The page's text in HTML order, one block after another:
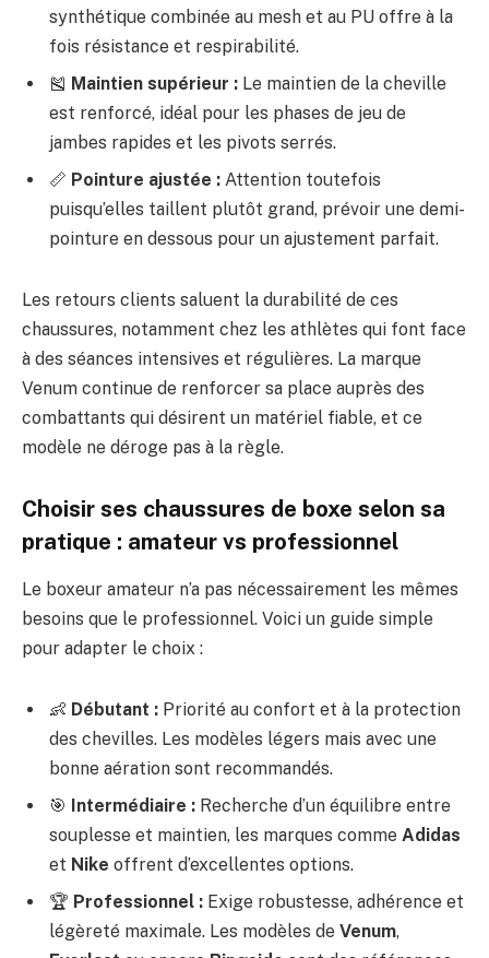
synthétique combinée au mesh et au PU offre à la
fois résistance et respirabilité.
🎽 Maintien supérieur : Le maintien de la cheville
est renforcé, idéal pour les phases de jeu de
jambes rapides et les pivots serrés.
📏 Pointure ajustée : Attention toutefois
puisqu’elles taillent plutôt grand, prévoir une demi-
pointure en dessous pour un ajustement parfait.
Les retours clients saluent la durabilité de ces
chaussures, notamment chez les athlètes qui font face
à des séances intensives et régulières. La marque
Venum continue de renforcer sa place auprès des
combattants qui désirent un matériel fiable, et ce
modèle ne déroge pas à la règle.
Choisir ses chaussures de boxe selon sa
pratique : amateur vs professionnel
Le boxeur amateur n’a pas nécessairement les mêmes
besoins que le professionnel. Voici un guide simple
pour adapter le choix :
👶 Débutant : Priorité au confort et à la protection
des chevilles. Les modèles légers mais avec une
bonne aération sont recommandés.
🎯 Intermédiaire : Recherche d’un équilibre entre
souplesse et maintien, les marques comme Adidas
et Nike offrent d’excellentes options.
🏆 Professionnel : Exige robustesse, adhérence et
légèreté maximale. Les modèles de Venum,